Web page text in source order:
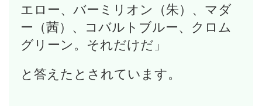
エロー、バーミリオン（朱）、マダ
ー（茜）、コバルトブルー、クロム
グリーン。それだけだ」
と答えたとされています。